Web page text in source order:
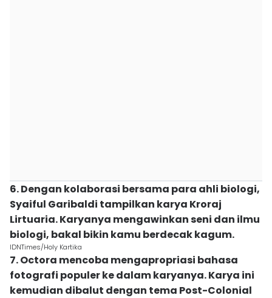
6. Dengan kolaborasi bersama para ahli biologi,
Syaiful Garibaldi tampilkan karya Kroraj
Lirtuaria. Karyanya mengawinkan seni dan ilmu
biologi, bakal bikin kamu berdecak kagum.
IDNTimes/Holy Kartika
7. Octora mencoba mengapropriasi bahasa
fotografi populer ke dalam karyanya. Karya ini
kemudian dibalut dengan tema Post-Colonial